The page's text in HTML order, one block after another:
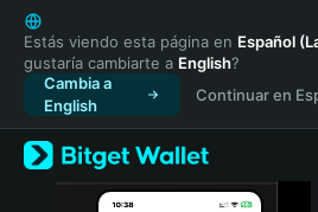
English
日本語
Tiếng Việt
Русский
Español (Latinoamérica)
Türkçe
Italiano
Estás viendo esta página en Español
gustaría cambiarte a English?
Cambia a
English
Continuar en